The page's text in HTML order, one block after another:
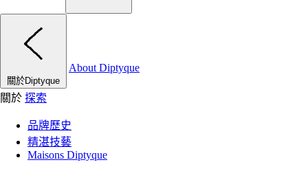
關於Diptyque
About Diptyque
關於 探索
品牌歷史
精湛技藝
Maisons Diptyque